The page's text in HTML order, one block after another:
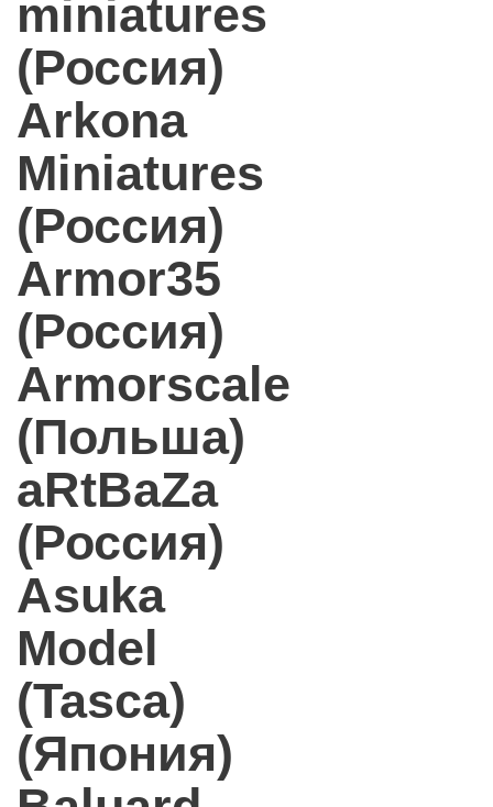
miniatures
(Россия)
Arkona
Miniatures
(Россия)
Armor35
(Россия)
Armorscale
(Польша)
aRtBaZa
(Россия)
Asuka
Model
(Tasca)
(Япония)